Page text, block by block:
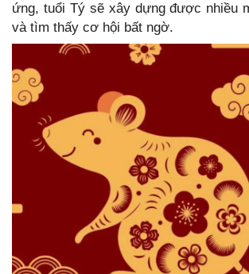
ứng, tuổi Tý sẽ xây dựng được nhiều
và tìm thấy cơ hội bất ngờ.